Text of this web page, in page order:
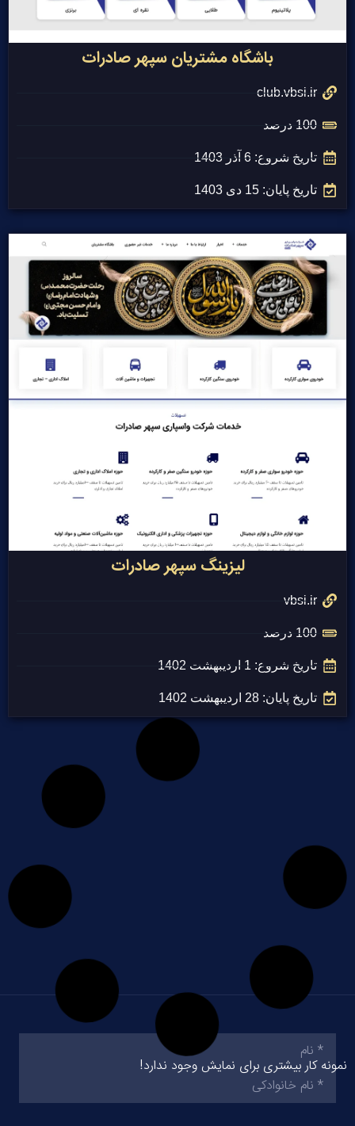
باشگاه مشتریان سپهر صادرات
club.vbsi.ir
100 درصد
تاریخ شروع: 6 آذر 1403
تاریخ پایان: 15 دی 1403
لیزینگ سپهر صادرات
vbsi.ir
100 درصد
تاریخ شروع: 1 اردیبهشت 1402
تاریخ پایان: 28 اردیبهشت 1402
نمونه کار بیشتری برای نمایش وجود ندارد!
(ضروری)